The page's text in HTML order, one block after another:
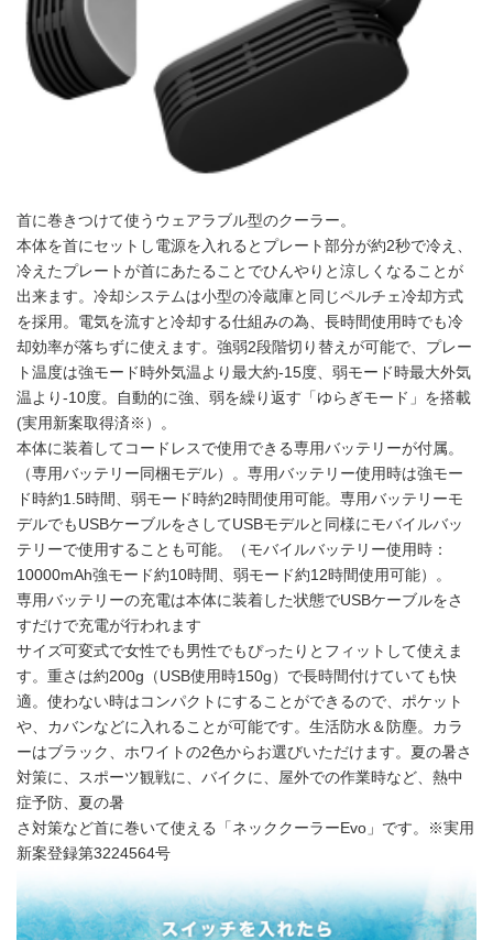
首に巻きつけて使うウェアラブル型のクーラー。
本体を首にセットし電源を入れるとプレート部分が約2秒で冷え、
冷えたプレートが首にあたることでひんやりと涼しくなることが
出来ます。冷却システムは小型の冷蔵庫と同じペルチェ冷却方式
を採用。電気を流すと冷却する仕組みの為、長時間使用時でも冷
却効率が落ちずに使えます。強弱2段階切り替えが可能で、プレー
ト温度は強モード時外気温より最大約-15度、弱モード時最大外気
温より-10度。自動的に強、弱を繰り返す「ゆらぎモード」を搭載
(実用新案取得済※）。
本体に装着してコードレスで使用できる専用バッテリーが付属。
（専用バッテリー同梱モデル）。専用バッテリー使用時は強モー
ド時約1.5時間、弱モード時約2時間使用可能。専用バッテリーモ
デルでもUSBケーブルをさしてUSBモデルと同様にモバイルバッ
テリーで使用することも可能。（モバイルバッテリー使用時：
10000mAh強モード約10時間、弱モード約12時間使用可能）。
専用バッテリーの充電は本体に装着した状態でUSBケーブルをさ
すだけで充電が行われます
サイズ可変式で女性でも男性でもぴったりとフィットして使えま
す。重さは約200g（USB使用時150g）で長時間付けていても快
適。使わない時はコンパクトにすることができるので、ポケット
や、カバンなどに入れることが可能です。生活防水＆防塵。カラ
ーはブラック、ホワイトの2色からお選びいただけます。夏の暑さ
対策に、スポーツ観戦に、バイクに、屋外での作業時など、熱中
症予防、夏の暑
さ対策など首に巻いて使える「ネッククーラーEvo」です。※実用
新案登録第3224564号